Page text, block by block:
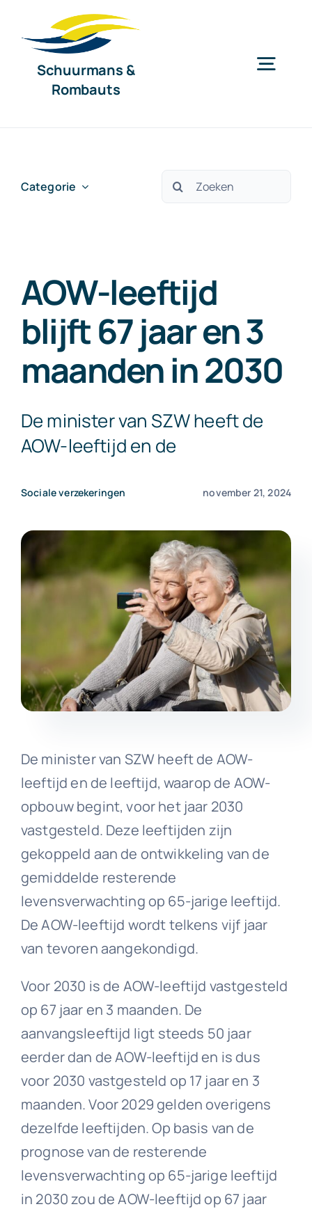
naar
Schuurmans &
Rombauts
Nieuws
Exact Online
Neem contact op!
Categorie
Zoeken
AOW-leeftijd
blijft 67 jaar en 3
maanden in 2030
De minister van SZW heeft de
AOW-leeftijd en de
Sociale verzekeringen november 21, 2024
De minister van SZW heeft de AOW-
leeftijd en de leeftijd, waarop de AOW-
opbouw begint, voor het jaar 2030
vastgesteld. Deze leeftijden zijn
gekoppeld aan de ontwikkeling van de
gemiddelde resterende
levensverwachting op 65-jarige leeftijd.
De AOW-leeftijd wordt telkens vijf jaar
van tevoren aangekondigd.
Voor 2030 is de AOW-leeftijd vastgesteld
op 67 jaar en 3 maanden. De
aanvangsleeftijd ligt steeds 50 jaar
eerder dan de AOW-leeftijd en is dus
voor 2030 vastgesteld op 17 jaar en 3
maanden. Voor 2029 gelden overigens
dezelfde leeftijden. Op basis van de
prognose van de resterende
levensverwachting op 65-jarige leeftijd
in 2030 zou de AOW-leeftijd op 67 jaar